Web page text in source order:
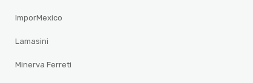
ImporMexico
Lamasini
Minerva Ferreti